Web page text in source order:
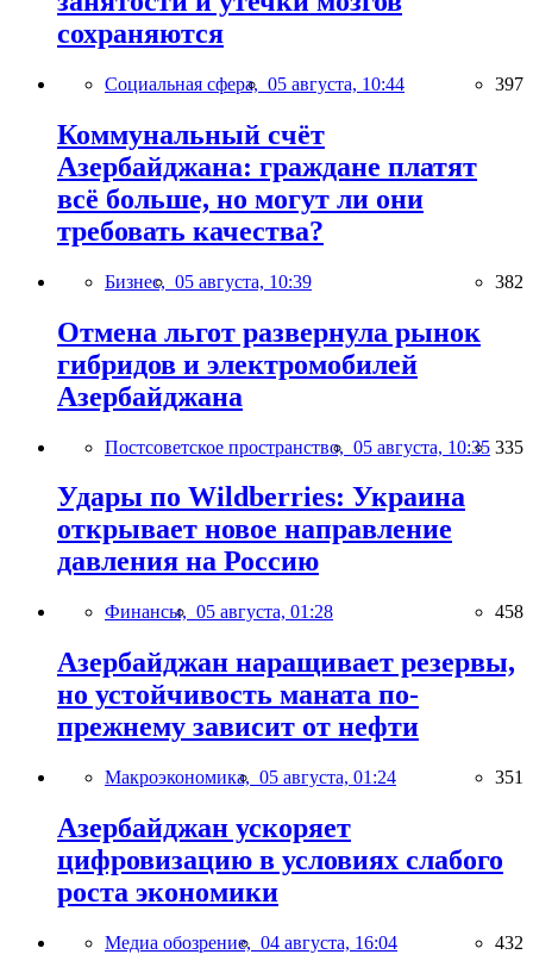
сохраняются
Социальная сфера, 05 августа, 10:44 397
Коммунальный счёт
Азербайджана: граждане платят
всё больше, но могут ли они
требовать качества?
Бизнес, 05 августа, 10:39 382
Отмена льгот развернула рынок
гибридов и электромобилей
Азербайджана
Постсоветское пространство, 05 августа, 10:35 335
Удары по Wildberries: Украина
открывает новое направление
давления на Россию
Финансы, 05 августа, 01:28 458
Азербайджан наращивает резервы,
но устойчивость маната по-
прежнему зависит от нефти
Макроэкономика, 05 августа, 01:24 351
Азербайджан ускоряет
цифровизацию в условиях слабого
роста экономики
Медиа обозрение, 04 августа, 16:04 432